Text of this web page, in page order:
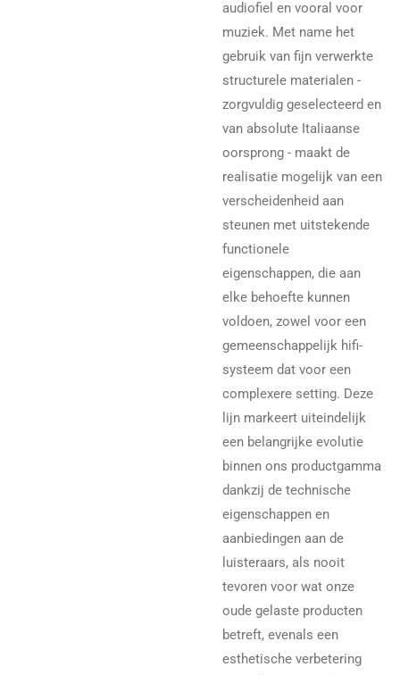
audiofiel en vooral voor
muziek. Met name het
gebruik van fijn verwerkte
structurele materialen -
zorgvuldig geselecteerd en
van absolute Italiaanse
oorsprong - maakt de
realisatie mogelijk van een
verscheidenheid aan
steunen met uitstekende
functionele
eigenschappen, die aan
elke behoefte kunnen
voldoen, zowel voor een
gemeenschappelijk hifi-
systeem dat voor een
complexere setting. Deze
lijn markeert uiteindelijk
een belangrijke evolutie
binnen ons productgamma
dankzij de technische
eigenschappen en
aanbiedingen aan de
luisteraars, als nooit
tevoren voor wat onze
oude gelaste producten
betreft, evenals een
esthetische verbetering